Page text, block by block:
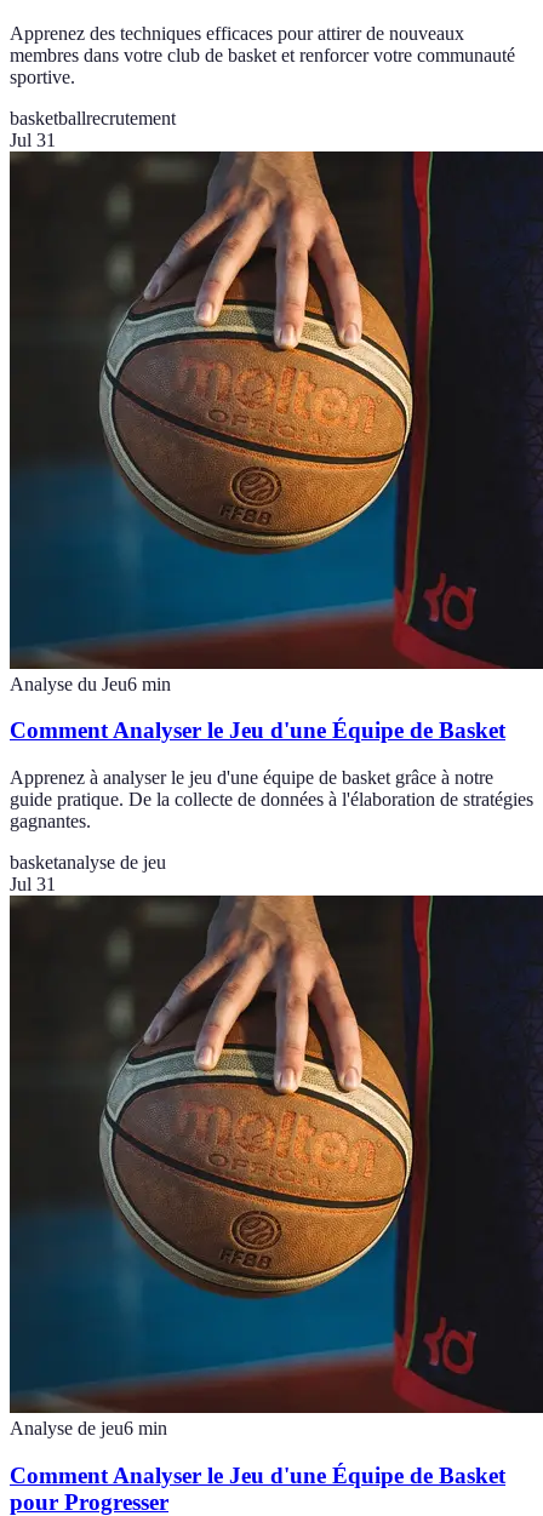
Apprenez des techniques efficaces pour attirer de nouveaux
membres dans votre club de basket et renforcer votre communauté
sportive.
basketballrecrutement
Jul 31
Analyse du Jeu6 min
Comment Analyser le Jeu d'une Équipe de Basket
Apprenez à analyser le jeu d'une équipe de basket grâce à notre
guide pratique. De la collecte de données à l'élaboration de stratégies
gagnantes.
basketanalyse de jeu
Jul 31
Analyse de jeu6 min
Comment Analyser le Jeu d'une Équipe de Basket
pour Progresser